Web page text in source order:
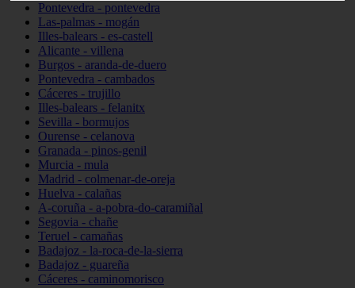
Pontevedra - pontevedra
Las-palmas - mogán
Illes-balears - es-castell
Alicante - villena
Burgos - aranda-de-duero
Pontevedra - cambados
Cáceres - trujillo
Illes-balears - felanitx
Sevilla - bormujos
Ourense - celanova
Granada - pinos-genil
Murcia - mula
Madrid - colmenar-de-oreja
Huelva - calañas
A-coruña - a-pobra-do-caramiñal
Segovia - chañe
Teruel - camañas
Badajoz - la-roca-de-la-sierra
Badajoz - guareña
Cáceres - caminomorisco